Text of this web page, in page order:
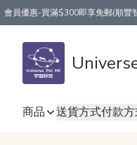
會員優惠-買滿$300即享免郵(順豐
商品 送貨方式付款